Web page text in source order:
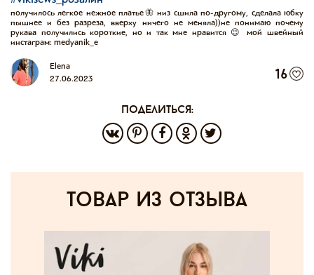
получилось легкое нежное платье🦋 низ сшила по-другому, сделала юбку
пышнее и без разреза, вверху ничего не меняла))не понимаю почему
рукава получились короткие, но и так мне нравится 😉 мой швейный
инстаграм: medyanik_e
Elena
27.06.2023
16
поделиться:
товар из отзыва